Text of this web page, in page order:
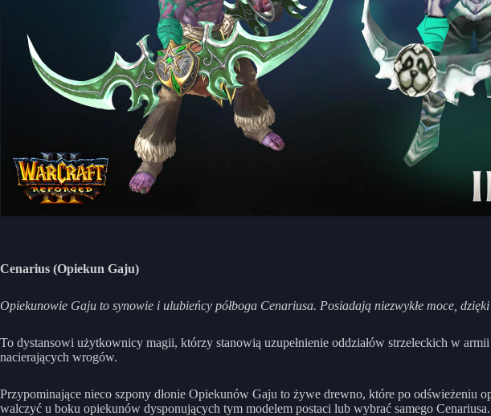
Cenarius (Opiekun Gaju)
Opiekunowie Gaju to synowie i ulubieńcy półboga Cenariusa. Posiadają niezwykłe moce,
To dystansowi użytkownicy magii, którzy stanowią uzupełnienie oddziałów strzeleckich w
nacierających wrogów.
Przypominające nieco szpony dłonie Opiekunów Gaju to żywe drewno, które po
walczyć u boku opiekunów dysponujących tym modelem postaci lub wybrać samego Cenariusa.